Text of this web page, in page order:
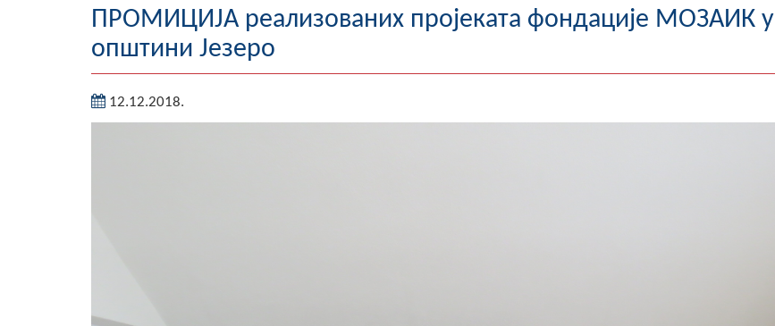
ПРОМИЦИЈА реализованих пројеката фондације МОЗАИК у
општини Језеро
12.12.2018.